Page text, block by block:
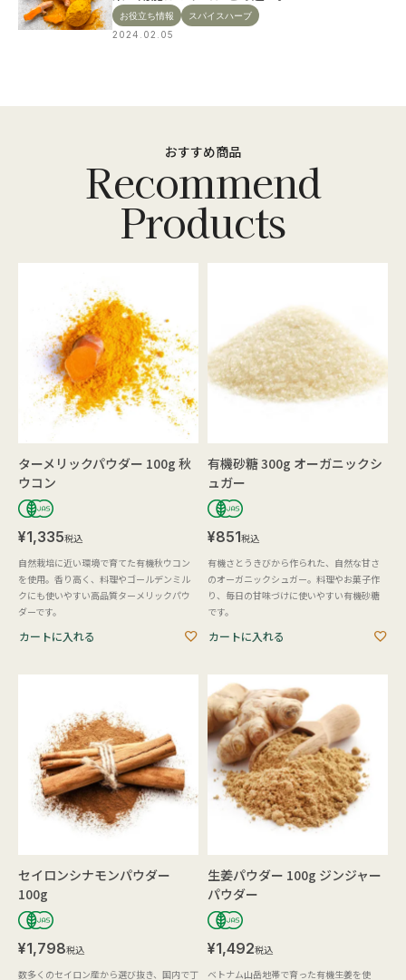
お役立ち情報 スパイスハーブ
2024.02.05
おすすめ商品
ターメリックパウダー 100g 秋
ウコン
¥1,335税込
自然栽培に近い環境で育てた有機秋ウコン
を使用。香り高く、料理やゴールデンミル
クにも使いやすい高品質ターメリックパウ
ダーです。
カートに入れる
有機砂糖 300g オーガニックシ
ュガー
¥851税込
有機さとうきびから作られた、自然な甘さ
のオーガニックシュガー。料理やお菓子作
り、毎日の甘味づけに使いやすい有機砂糖
です。
カートに入れる
セイロンシナモンパウダー
100g
¥1,798税込
数多くのセイロン産から選び抜き、国内で丁
生姜パウダー 100g ジンジャー
パウダー
¥1,492税込
ベトナム山岳地帯で育った有機生姜を使